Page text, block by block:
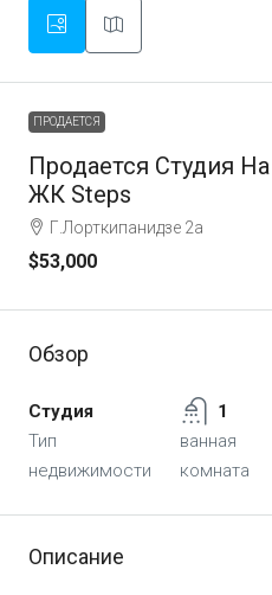
ПРОДАЕТСЯ
Продается Студия
ЖК Steps
Г.Лорткипанидзе 2а
$53,000
Обзор
Студия
Тип
недвижимости
1
ванная
комната
Описание